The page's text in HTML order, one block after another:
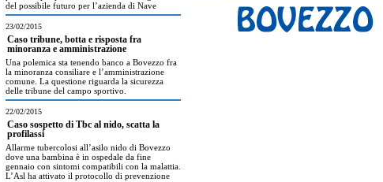
del possibile futuro per l’azienda di Nave
23/02/2015
Caso tribune, botta e risposta fra
minoranza e amministrazione
Una polemica sta tenendo banco a Bovezzo fra
la minoranza consiliare e l’amministrazione
comune. La questione riguarda la sicurezza
delle tribune del campo sportivo.
22/02/2015
Caso sospetto di Tbc al nido, scatta la
profilassi
Allarme tubercolosi all’asilo nido di Bovezzo
dove una bambina è in ospedale da fine
gennaio con sintomi compatibili con la malattia.
L’Asl ha attivato il protocollo di prevenzione